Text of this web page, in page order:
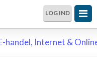
LOG IND
handel, Internet &